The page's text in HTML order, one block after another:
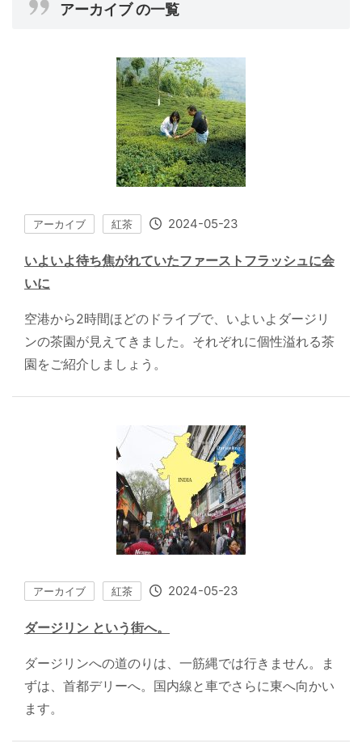
アーカイブ の一覧
アーカイブ 紅茶 2024-05-23
いよいよ待ち焦がれていたファーストフラッシュに会
いに
空港から2時間ほどのドライブで、いよいよダージリ
ンの茶園が見えてきました。それぞれに個性溢れる茶
園をご紹介しましょう。
アーカイブ 紅茶 2024-05-23
ダージリン という街へ。
ダージリンへの道のりは、一筋縄では行きません。ま
ずは、首都デリーへ。国内線と車でさらに東へ向かい
ます。